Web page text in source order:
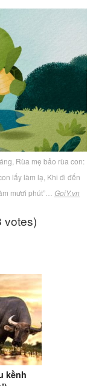
Rùa mẹ bảo rùa con:
lấy làm lạ, Khi đi đến
mươi phút”… GoiY.vn
votes)
kềnh